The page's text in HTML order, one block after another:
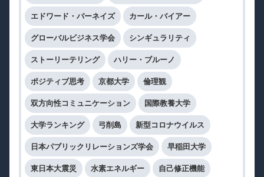
エドワード・バーネイズ カール・バイアー
グローバルビジネス学会 シンギュラリティ
ストーリーテリング ハリー・ブルーノ
ポジティブ思考 京都大学 倫理観
双方向性コミュニケーション 国際教養大学
大学ランキング 弓削島 新型コロナウイルス
日本パブリックリレーションズ学会 早稲田大学
東日本大震災 水素エネルギー 自己修正機能